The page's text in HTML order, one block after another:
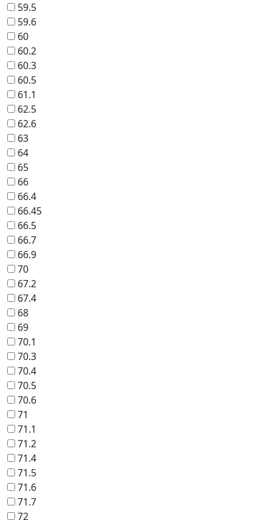
59.5
59.6
60
60.2
60.3
60.5
61.1
62.5
62.6
63
64
65
66
66.4
66.45
66.5
66.7
66.9
70
67.2
67.4
68
69
70.1
70.3
70.4
70.5
70.6
71
71.1
71.2
71.4
71.5
71.6
71.7
72